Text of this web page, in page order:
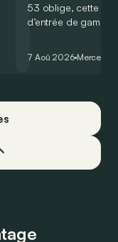
53 oblige, cette
d’entrée de
moins…
7 Aoû 2026 Mercedes